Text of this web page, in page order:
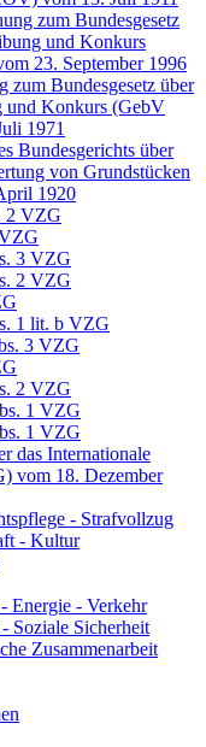
zum Bundesgesetz
und Konkurs
23. September 1996
zum Bundesgesetz über
und Konkurs (GebV
1971
Bundesgerichts über
von Grundstücken
1920
2 VZG
3 VZG
2 VZG
1 lit. b VZG
3 VZG
2 VZG
1 VZG
1 VZG
das Internationale
vom 18. Dezember
- Strafvollzug
- Kultur
Energie - Verkehr
Soziale Sicherheit
Zusammenarbeit